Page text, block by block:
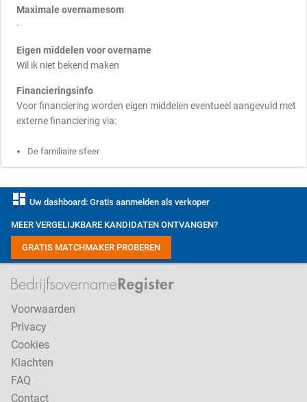
Maximale overnamesom
-
Eigen middelen voor overname
Wil ik niet bekend maken
Financieringsinfo
Voor financiering worden eigen middelen eventueel aangevuld met
externe financiering via:
De familiaire sfeer
dashboard Uw dashboard: Gratis aanmelden als verkoper
MEER VERGELIJKBARE KANDIDATEN ONTVANGEN?
GRATIS MATCHMAKER PROBEREN
Voorwaarden
Privacy
Cookies
Klachten
FAQ
Contact